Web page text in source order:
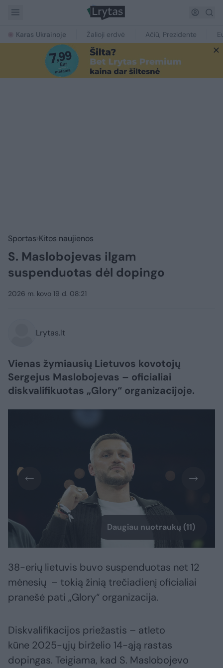
Karas Ukrainoje Žalioji erdvė Ačiū, Prezidente
Sportas Kitos naujienos
S. Maslobojevas ilgam
suspenduotas dėl dopingo
2026 m. kovo 19 d. 08:21
Lrytas.lt
Vienas žymiausių Lietuvos kovotojų
Sergejus Maslobojevas – oficialiai
diskvalifikuotas „Glory“ organizacijoje.
Daugiau nuotraukų (11)
38-erių lietuvis buvo suspenduotas net 12
mėnesių – tokią žinią trečiadienį oficialiai
pranešė pati „Glory“ organizacija.
Diskvalifikacijos priežastis – atleto
kūne 2025-ųjų birželio 14-ąją rastas
dopingas. Teigiama, kad S. Maslobojevo